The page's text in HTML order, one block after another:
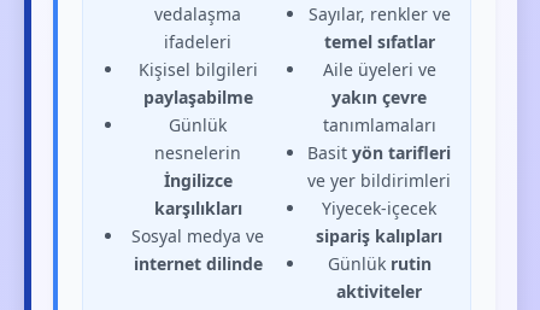
vedalaşma
ifadeleri
Kişisel bilgileri
paylaşabilme
Günlük
nesnelerin
İngilizce
karşılıkları
Sosyal medya ve
internet dilinde
Sayılar, renkler ve
temel sıfatlar
Aile üyeleri ve
yakın çevre
tanımlamaları
Basityön tarifleri
ve yer bildirimleri
Yiyecek-içecek
sipariş kalıpları
Günlük rutin
aktiviteler